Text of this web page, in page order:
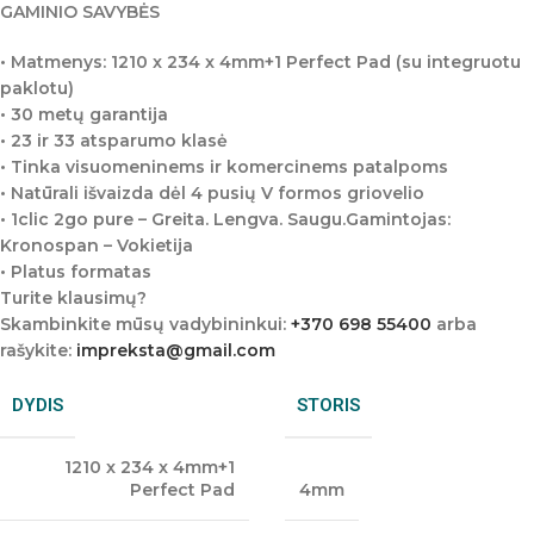
GAMINIO SAVYBĖS
• Matmenys: 1210 x 234 x 4mm+1 Perfect Pad (su integruotu
paklotu)
• 30 metų garantija
• 23 ir 33 atsparumo klasė
• Tinka visuomeninems ir komercinems patalpoms
• Natūrali išvaizda dėl 4 pusių V formos griovelio
• 1clic 2go pure – Greita. Lengva. Saugu.Gamintojas:
Kronospan – Vokietija
• Platus formatas
Turite klausimų?
Skambinkite mūsų vadybininkui: +370 698 55400 arba
rašykite: impreksta@gmail.com
DYDIS
1210 x 234 x 4mm+1
Perfect Pad
STORIS
4mm